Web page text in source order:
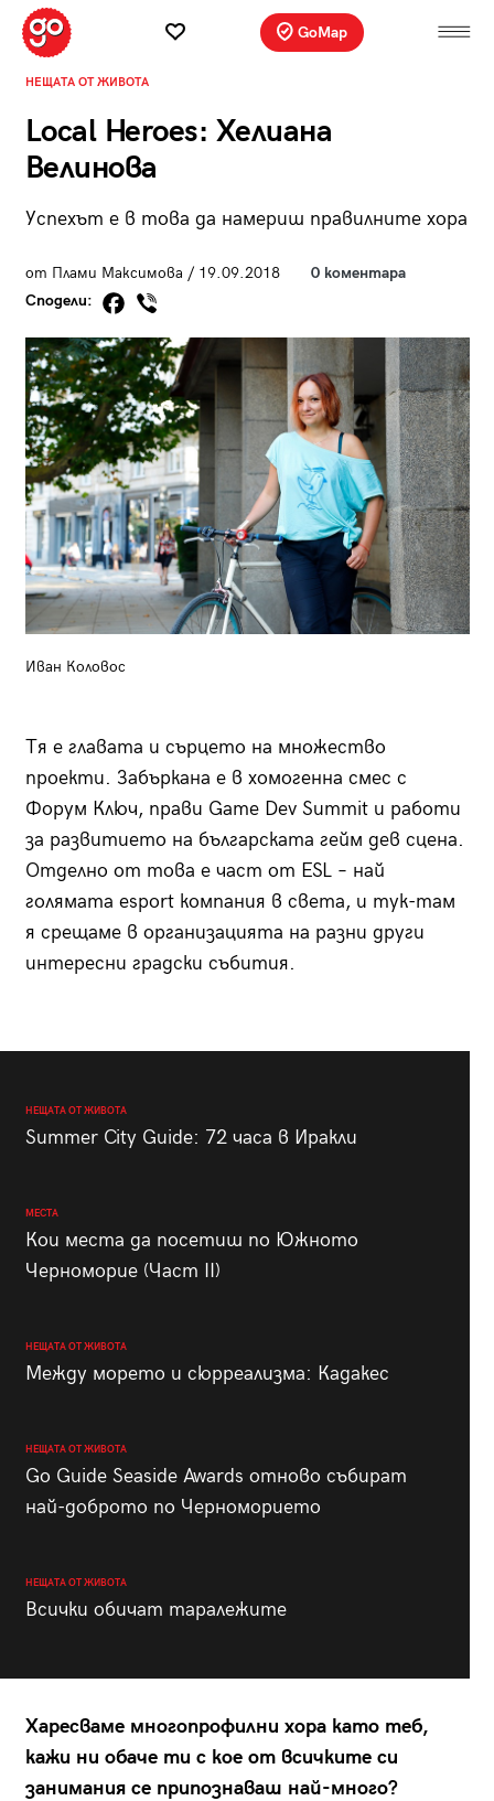
GoMap
НЕЩАТА ОТ ЖИВОТА
Local Heroes: Хелиана
Велинова
Успехът е в това да намериш правилните хора
от Плами Максимова / 19.09.2018
0 коментара
Сподели:
Иван Коловос
Тя е главата и сърцето на множество
проекти. Забъркана е в хомогенна смес с
Форум Ключ, прави Game Dev Summit и работи
за развитието на българската гейм дев сцена.
Отделно от това е част от ESL – най
голямата esport компания в света, и тук-там
я срещаме в организацията на разни други
интересни градски събития.
НЕЩАТА ОТ ЖИВОТА
Summer City Guide: 72 часа в Иракли
МЕСТА
Кои места да посетиш по Южното
Черноморие (Част II)
НЕЩАТА ОТ ЖИВОТА
Между морето и сюрреализма: Кадакес
НЕЩАТА ОТ ЖИВОТА
Go Guide Seaside Awards отново събират
най-доброто по Черноморието
НЕЩАТА ОТ ЖИВОТА
Всички обичат таралежите
Харесваме многопрофилни хора като теб,
кажи ни обаче ти с кое от всичките си
занимания се припознаваш най-много?